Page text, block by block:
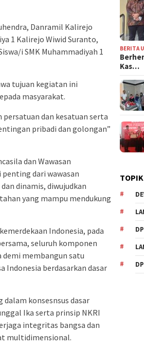
Danramil Kalirejo
1 Kalirejo Wiwid Suranto,
i SMK Muhammadiyah 1
tujuan kegiatan ini
masyarakat.
dan kesatuan serta
pribadi dan golongan”
dan Wawasan
dari wawasan
dinamis, diwujudkan
yang mampu mendukung
Indonesia, pada
seluruh komponen
demi membangun satu
Indonesia berdasarkan dasar
konsesnsus dasar
Ika serta prinsip NKRI
integritas bangsa dan
multidimensional.
BERITA
Kas…